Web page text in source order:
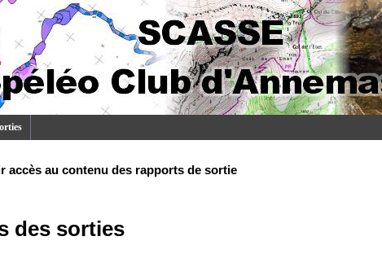
accès au contenu des rapports de sortie
des sorties